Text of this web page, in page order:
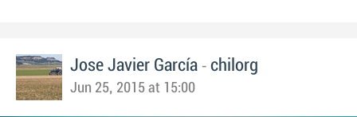
Jose Javier García - chilorg
Jun 25, 2015 at 15:00